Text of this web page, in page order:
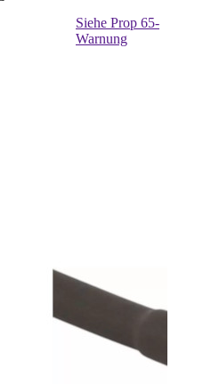
Siehe Prop 65-
Warnung